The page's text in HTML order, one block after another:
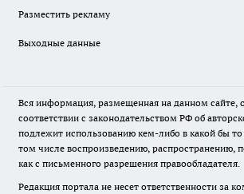
Разместить рекламу
Выходные данные
Вся информация, размещенная на данном сайте,
соответствии с законодательством РФ об
подлежит использованию кем-либо в какой бы
том числе воспроизведению, распространению,
как с письменного разрешения правообладателя.
Редакция портала не несет ответственности за